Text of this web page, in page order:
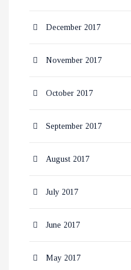
December 2017
November 2017
October 2017
September 2017
August 2017
July 2017
June 2017
May 2017